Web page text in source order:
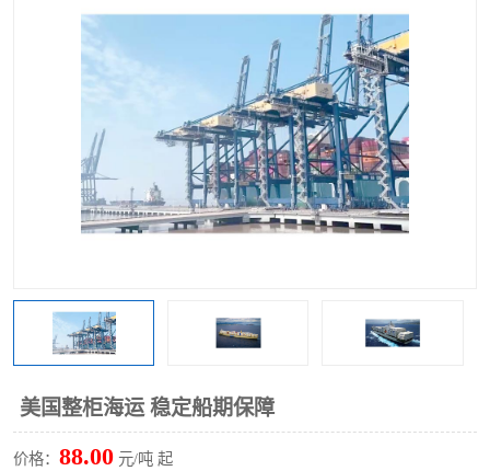
美国整柜海运 稳定船期保障
价格： 88.00 元/吨 起